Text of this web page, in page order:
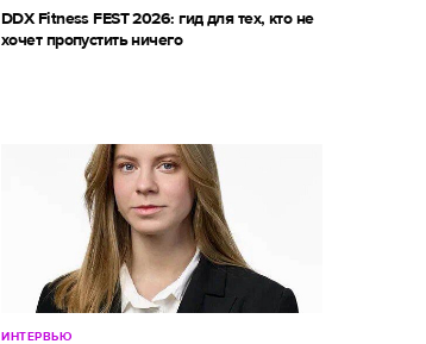
DDX Fitness FEST 2026: гид для тех, кто не
хочет пропустить ничего
ИНТЕРВЬЮ